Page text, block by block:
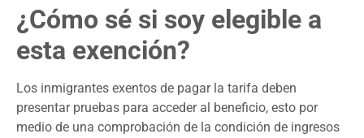
¿Cómo sé si soy elegible a
esta exención?
Los inmigrantes exentos de pagar la tarifa deben
presentar pruebas para acceder al beneficio, esto por
medio de una comprobación de la condición de ingresos